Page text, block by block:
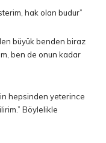
hak olan budur”
büyük benden biraz
ben de onun kadar
hepsinden yeterince
Böylelikle